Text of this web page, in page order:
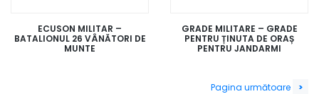
ECUSON MILITAR –
BATALIONUL 26 VÂNĂTORI DE
MUNTE
GRADE MILITARE – GRADE
PENTRU ȚINUTA DE ORAȘ
PENTRU JANDARMI
Pagina următoare >